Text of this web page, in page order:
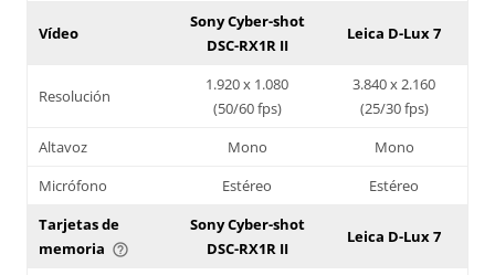
Vídeo
Sony Cyber-shot
DSC-RX1R II
Leica D-Lux 7
Resolución
1.920 x 1.080
(50/60 fps)
3.840 x 2.160
(25/30 fps)
Altavoz
Mono
Mono
Micrófono
Estéreo
Estéreo
Tarjetas de
memoria help_outline
Sony Cyber-shot
DSC-RX1R II
Leica D-Lux 7